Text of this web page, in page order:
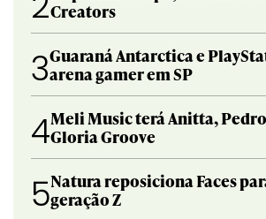
Creators
3Guaraná Antarctica e
arena gamer em SP
4Meli Music terá Anitta,
Gloria Groove
5Natura reposiciona Faces
geração Z